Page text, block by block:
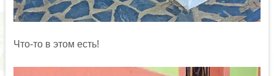
Что-то в этом есть!